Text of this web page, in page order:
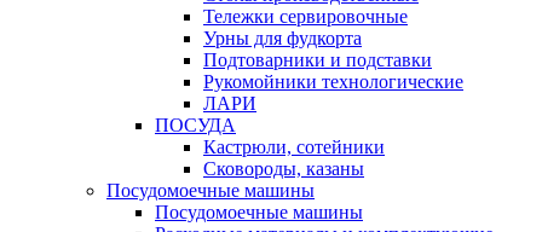
Тележки сервировочные
Урны для фудкорта
Подтоварники и подставки
Рукомойники технологические
ЛАРИ
ПОСУДА
Кастрюли, сотейники
Сковороды, казаны
Посудомоечные машины
Посудомоечные машины